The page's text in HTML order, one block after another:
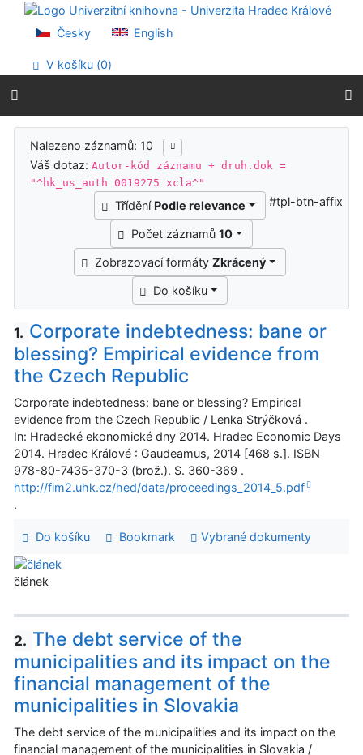
Přejít na obsah
Přejít na menu
Prohlášení o webové přístupnosti
Česky English
V košíku (0)
Výsledky vyhledávání
Nalezeno záznamů: 10
Váš dotaz:Autor-kód záznamu + druh.dok =
"^hk_us_auth 0019275 xcla^"
Třídění Podle relevance
Počet záznamů 10
Zobrazovací formáty Zkrácený
Do košíku
#tpl-btn-affix
1. Corporate indebtedness: bane or
blessing? Empirical evidence from
the Czech Republic
Corporate indebtedness: bane or blessing? Empirical
evidence from the Czech Republic / Lenka Strýčková .
In: Hradecké ekonomické dny 2014. Hradec Economic Days
2014. Hradec Králové : Gaudeamus, 2014 [468 s.]. ISBN
978-80-7435-370-3 (brož.). S. 360-369 .
http://fim2.uhk.cz/hed/data/proceedings_2014_5.pdf
.
Do košíku Bookmark Vybrané dokumenty
článek
2. The debt service of the
municipalities and its impact on the
financial management of the
municipalities in Slovakia
The debt service of the municipalities and its impact on the
financial management of the municipalities in Slovakia /